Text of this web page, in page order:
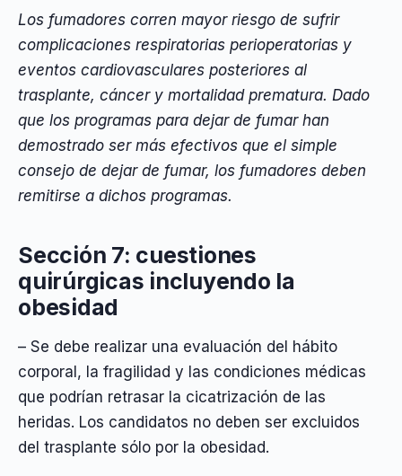
Los fumadores corren mayor riesgo de sufrir
complicaciones respiratorias perioperatorias y
eventos cardiovasculares posteriores al
trasplante, cáncer y mortalidad prematura. Dado
que los programas para dejar de fumar han
demostrado ser más efectivos que el simple
consejo de dejar de fumar, los fumadores deben
remitirse a dichos programas.
Sección 7: cuestiones
quirúrgicas incluyendo la
obesidad
– Se debe realizar una evaluación del hábito
corporal, la fragilidad y las condiciones médicas
que podrían retrasar la cicatrización de las
heridas. Los candidatos no deben ser excluidos
del trasplante sólo por la obesidad.